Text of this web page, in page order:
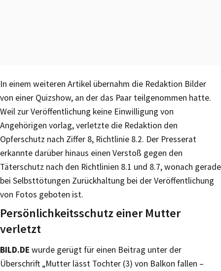
In einem weiteren Artikel übernahm die Redaktion Bilder
von einer Quizshow, an der das Paar teilgenommen hatte.
Weil zur Veröffentlichung keine Einwilligung von
Angehörigen vorlag, verletzte die Redaktion den
Opferschutz nach Ziffer 8, Richtlinie 8.2. Der Presserat
erkannte darüber hinaus einen Verstoß gegen den
Täterschutz nach den Richtlinien 8.1 und 8.7, wonach gerade
bei Selbsttötungen Zurückhaltung bei der Veröffentlichung
von Fotos geboten ist.
Persönlichkeitsschutz einer Mutter
verletzt
BILD.DE wurde gerügt für einen Beitrag unter der
Überschrift „Mutter lässt Tochter (3) von Balkon fallen –